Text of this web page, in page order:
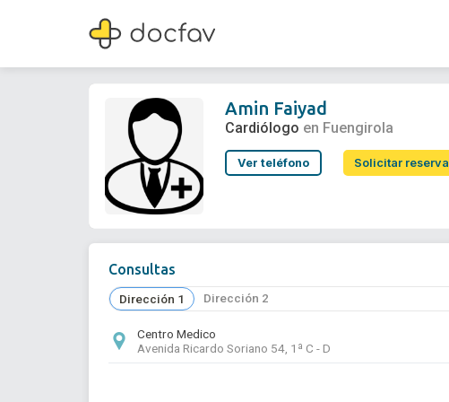
Amin Faiyad
Cardiólogo
Amin Faiyad
Cardiólogo en Fuengirola
Ver teléfono Solicitar reserva
Consultas
Dirección 1 Dirección 2
Centro Medico
Avenida Ricardo Soriano 54, 1ª C - D